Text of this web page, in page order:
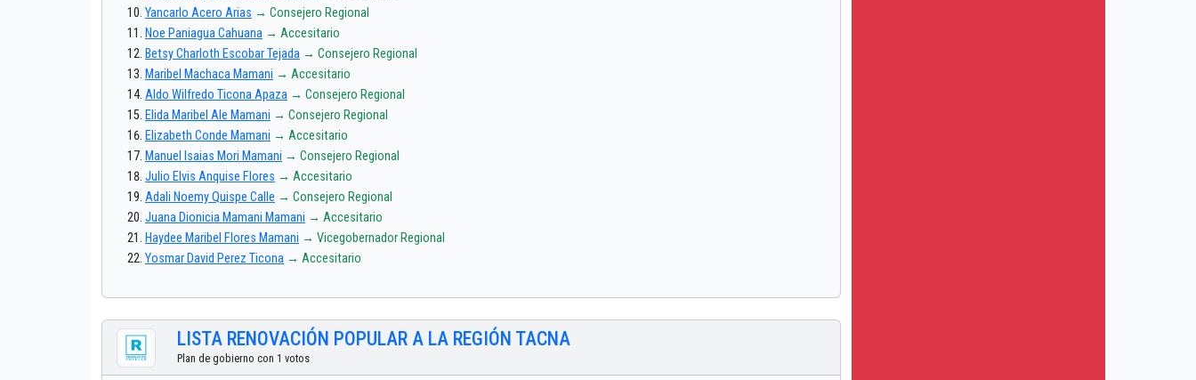
Yancarlo Acero Arias → Consejero Regional
Noe Paniagua Cahuana → Accesitario
Betsy Charloth Escobar Tejada → Consejero Regional
Maribel Machaca Mamani → Accesitario
Aldo Wilfredo Ticona Apaza → Consejero Regional
Elida Maribel Ale Mamani → Consejero Regional
Elizabeth Conde Mamani → Accesitario
Manuel Isaias Mori Mamani → Consejero Regional
Julio Elvis Anquise Flores → Accesitario
Adali Noemy Quispe Calle → Consejero Regional
Juana Dionicia Mamani Mamani → Accesitario
Haydee Maribel Flores Mamani → Vicegobernador Regional
Yosmar David Perez Ticona → Accesitario
LISTA RENOVACIÓN POPULAR A LA REGIÓN TACNA
Plan de gobierno con 1 votos